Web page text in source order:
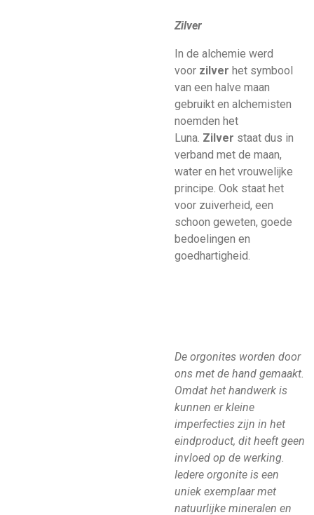
Zilver
In de alchemie werd
voor zilver het symbool
van een halve maan
gebruikt en alchemisten
noemden het
Luna. Zilver staat dus in
verband met de maan,
water en het vrouwelijke
principe. Ook staat het
voor zuiverheid, een
schoon geweten, goede
bedoelingen en
goedhartigheid.
De orgonites worden door
ons met de hand gemaakt.
Omdat het handwerk is
kunnen er kleine
imperfecties zijn in het
eindproduct, dit heeft geen
invloed op de werking.
Iedere orgonite is een
uniek exemplaar met
natuurlijke mineralen en